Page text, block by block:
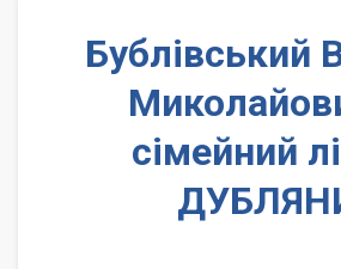
Бублівський
сімейний